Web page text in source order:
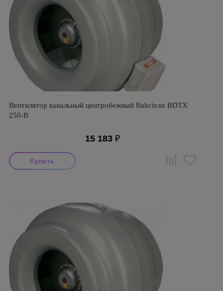
Вентилятор канальный центробежный Bahcivan BDTX
250-B
15 183 ₽